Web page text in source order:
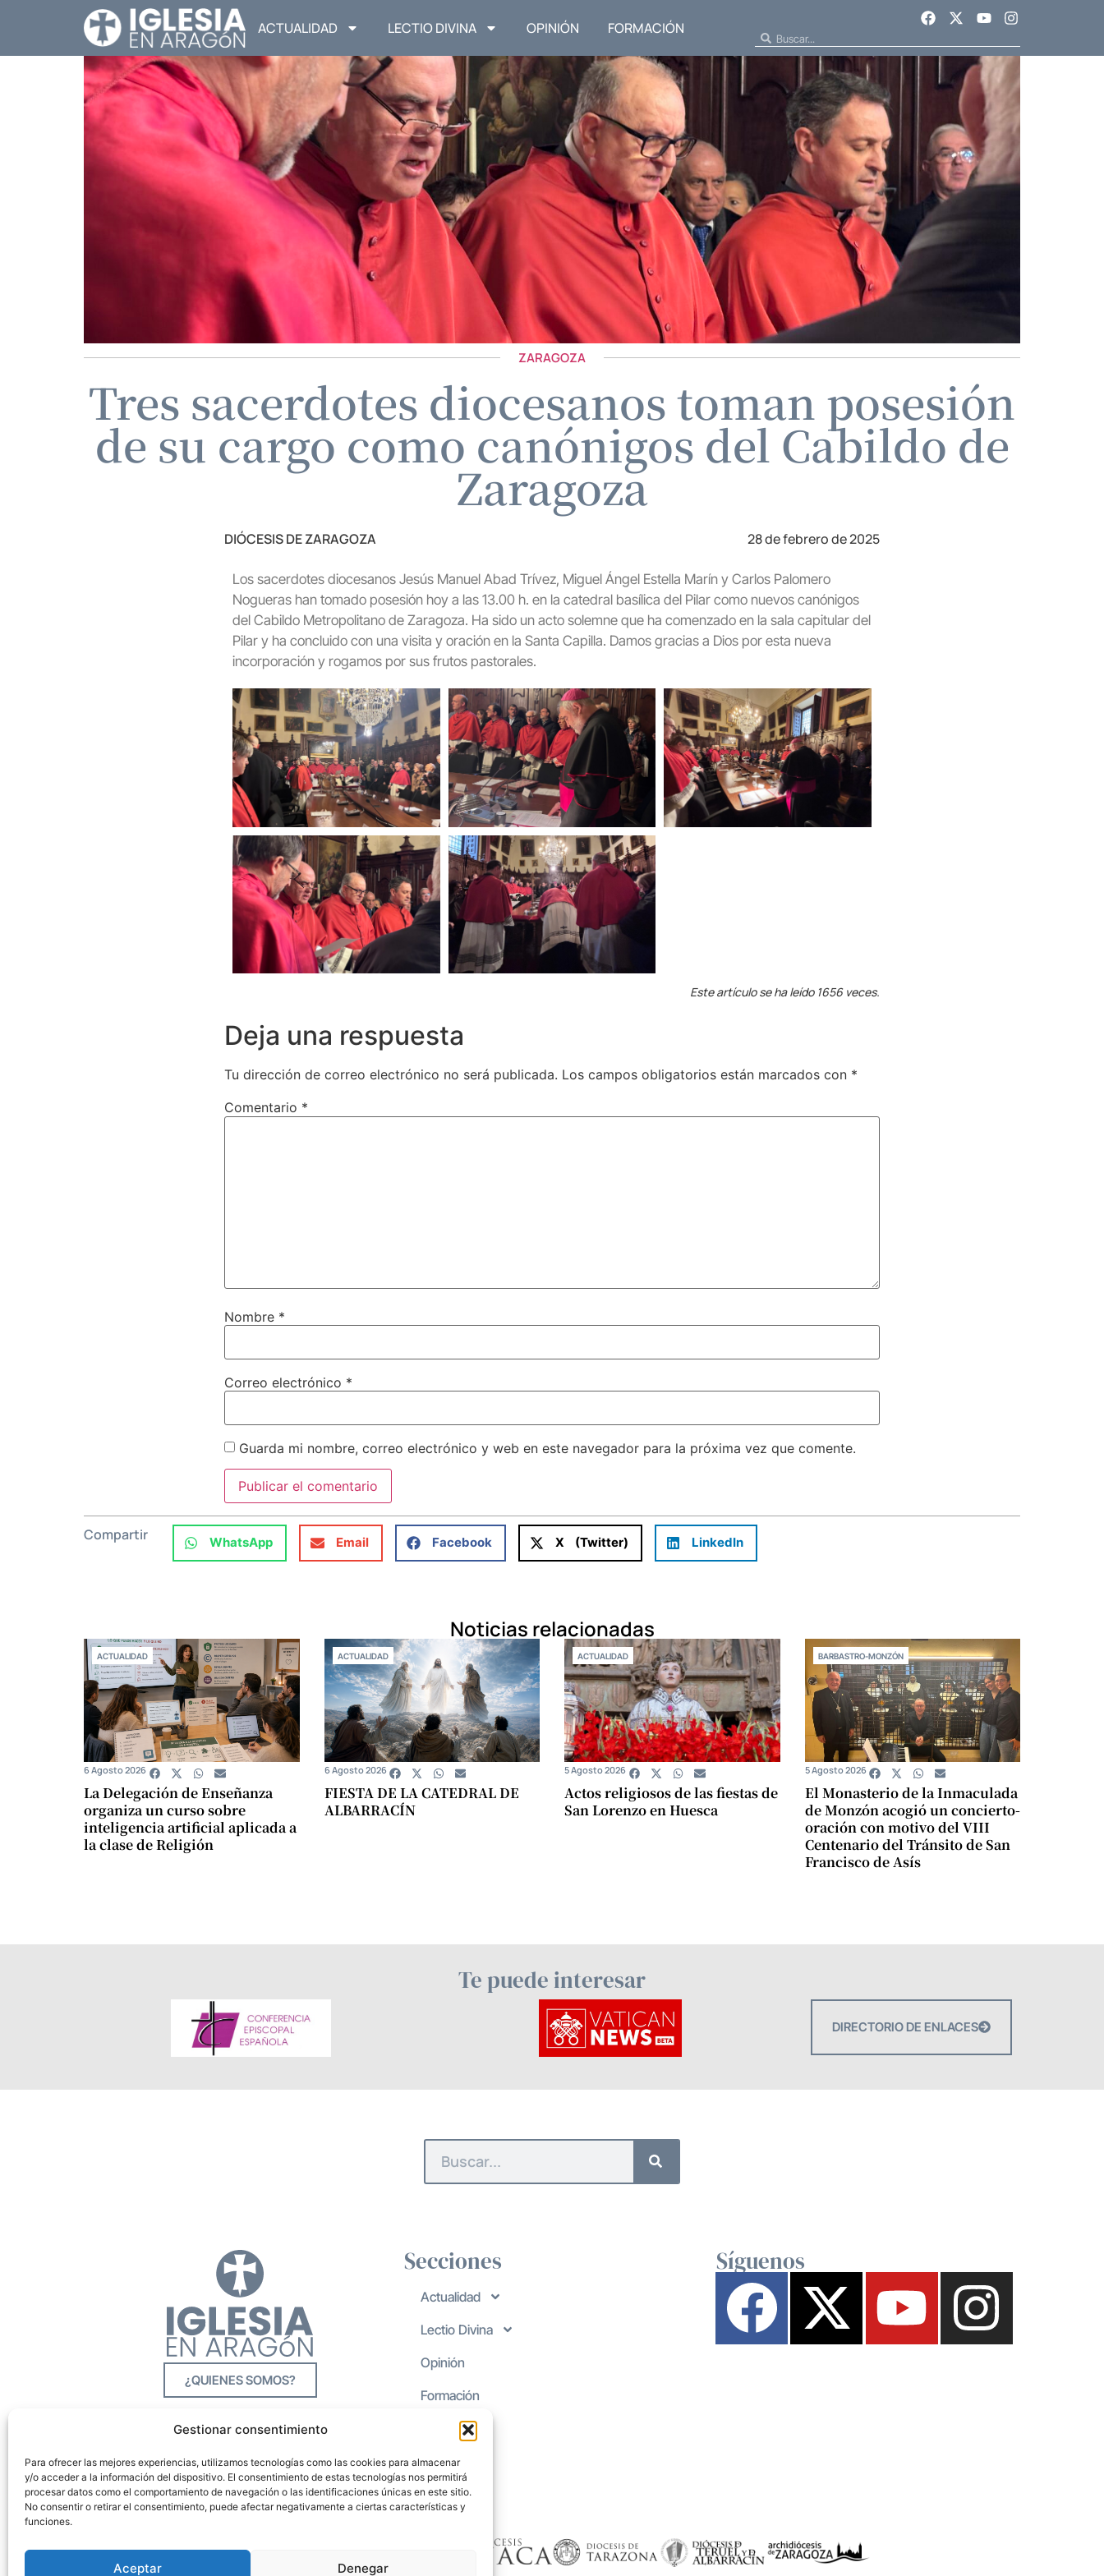
Gestionar consentimiento
Para ofrecer las mejores experiencias, utilizamos tecnologías como las cookies para almacenar
y/o acceder a la información del dispositivo. El consentimiento de estas tecnologías nos permitirá
procesar datos como el comportamiento de navegación o las identificaciones únicas en este sitio.
No consentir o retirar el consentimiento, puede afectar negativamente a ciertas características y
funciones.
Aceptar Denegar
ACTUALIDAD LECTIO DIVINA OPINIÓN FORMACIÓN
ZARAGOZA
Tres sacerdotes diocesanos toman posesión
de su cargo como canónigos del Cabildo de
Zaragoza
DIÓCESIS DE ZARAGOZA 28 de febrero de 2025
Los sacerdotes diocesanos Jesús Manuel Abad Trívez, Miguel Ángel Estella Marín y Carlos Palomero
Nogueras han tomado posesión hoy a las 13.00 h. en la catedral basílica del Pilar como nuevos canónigos
del Cabildo Metropolitano de Zaragoza. Ha sido un acto solemne que ha comenzado en la sala capitular del
Pilar y ha concluido con una visita y oración en la Santa Capilla. Damos gracias a Dios por esta nueva
incorporación y rogamos por sus frutos pastorales.
Este artículo se ha leído 1656 veces.
Deja una respuesta
Tu dirección de correo electrónico no será publicada. Los campos obligatorios están marcados con *
Comentario *
Nombre *
Correo electrónico *
Guarda mi nombre, correo electrónico y web en este navegador para la próxima vez que comente.
Compartir WhatsApp Email Facebook X (Twitter) LinkedIn
Noticias relacionadas
ACTUALIDAD
La Delegación de Enseñanza
organiza un curso sobre
inteligencia artificial aplicada a
la clase de Religión
6 Agosto 2026
ACTUALIDAD
FIESTA DE LA CATEDRAL DE
ALBARRACÍN
6 Agosto 2026
ACTUALIDAD
Actos religiosos de las fiestas de
San Lorenzo en Huesca
5 Agosto 2026
BARBASTRO-MONZÓN
El Monasterio de la Inmaculada
de Monzón acogió un concierto-
oración con motivo del VIII
Centenario del Tránsito de San
Francisco de Asís
5 Agosto 2026
Te puede interesar
DIRECTORIO DE ENLACES
¿QUIENES SOMOS?
Secciones
Actualidad
Lectio Divina
Opinión
Formación
Síguenos